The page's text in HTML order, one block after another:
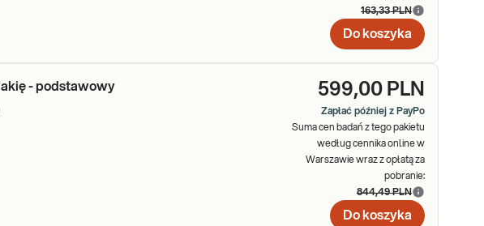
163,33 PLN
Do koszyka
- podstawowy 599,00 PLN
Zapłać później z PayPo
Suma cen badań z tego pakietu
według cennika online w
Warszawie wraz z opłatą za
pobranie:
844,49 PLN
Do koszyka